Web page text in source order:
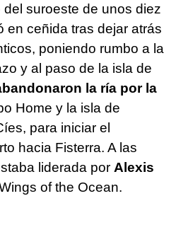
suroeste de unos diez
en ceñida tras dejar atrás
poniendo rumbo a la
y al paso de la isla de
la ría por la
Home y la isla de
para iniciar el
hacia Fisterra. A las
liderada por Alexis
of the Ocean.